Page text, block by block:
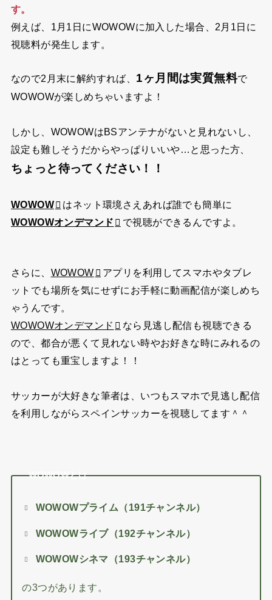
す。
例えば、1月1日にWOWOWに加入した場合、2月1日に
視聴料が発生します。
なので2月末に解約すれば、 1ヶ月間は実質無料で
WOWOWが楽しめちゃいますよ！
しかし、WOWOWはBSアンテナがないと見れないし、
設定も難しそうだからやっぱりいいや…と思った方、
ちょっと待ってください！！
WOWOW
はネット環境さえあれば誰でも簡単に
WOWOWオンデマンド
で視聴ができるんですよ。
さらに、 WOWOW
アプリを利用してスマホやタブレ
ットでも場所を気にせずにお手軽に動画配信が楽しめち
ゃうんです。
WOWOWオンデマンド
なら見逃し配信も視聴できる
ので、都合が悪くて見れない時やお好きな時にみれるの
はとっても重宝しますよ！！
サッカーが大好きな筆者は、いつもスマホで見逃し配信
を利用しながらスペインサッカーを視聴してます＾＾
WOWOWとは
WOWOWプライム（191チャンネル）
WOWOWライブ（192チャンネル）
WOWOWシネマ（193チャンネル）
の3つがあります。